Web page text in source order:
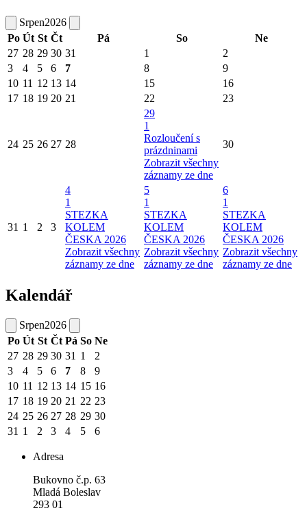
Srpen2026
Po Út St Čt Pá So
Ne
27 28 29 30 31 1
2
3
4 5 6 7 8
9
10 11 12 13 14 15
16
17 18 19 20 21 22 23
24 25 26 27 28
29
1
Rozloučení s
prázdninami
Zobrazit všechny
záznamy ze dne
30
31 1 2 3
4
1
STEZKA
KOLEM
ČESKA 2026
Zobrazit všechny
záznamy ze dne
5
1
STEZKA
KOLEM
ČESKA 2026
Zobrazit všechny
záznamy ze dne
6
1
STEZKA
KOLEM
ČESKA 2026
Zobrazit všechny
záznamy ze dne
Kalendář
Srpen2026
Po Út St Čt Pá So Ne
27 28 29 30 31 1
2
3
4 5 6 7 8
9
10 11 12 13 14 15 16
17 18 19 20 21 22 23
24 25 26 27 28 29 30
31 1 2 3 4 5 6
Adresa
Bukovno č.p. 63
Mladá Boleslav
293 01